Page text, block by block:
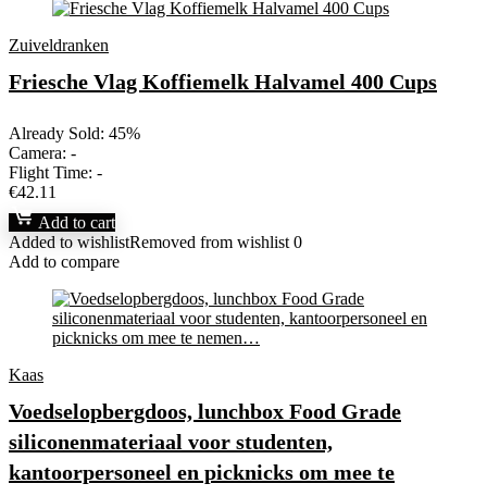
Zuiveldranken
Friesche Vlag Koffiemelk Halvamel 400 Cups
Already Sold: 45%
Camera: -
Flight Time: -
€42.11
Add to cart
Added to wishlistRemoved from wishlist 0
Add to compare
Kaas
Voedselopbergdoos, lunchbox Food Grade
siliconenmateriaal voor studenten,
kantoorpersoneel en picknicks om mee te